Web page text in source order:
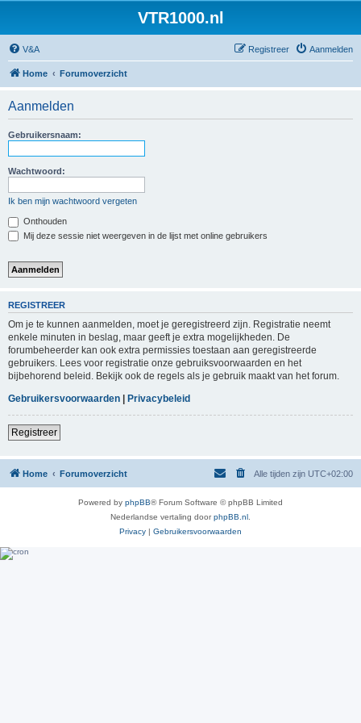
VTR1000.nl
V&A Aanmelden
Registreer
Home Forumoverzicht
Aanmelden
Gebruikersnaam:
Wachtwoord:
Ik ben mijn wachtwoord vergeten
Onthouden
Mij deze sessie niet weergeven in de lijst met online gebruikers
REGISTREER
Om je te kunnen aanmelden, moet je geregistreerd zijn. Registratie neemt
enkele minuten in beslag, maar geeft je extra mogelijkheden. De
forumbeheerder kan ook extra permissies toestaan aan geregistreerde
gebruikers. Lees voor registratie onze gebruiksvoorwaarden en het
bijbehorend beleid. Bekijk ook de regels als je gebruik maakt van het forum.
Gebruikersvoorwaarden | Privacybeleid
Registreer
Home Forumoverzicht Alle tijden zijn UTC+02:00
Powered by phpBB® Forum Software © phpBB Limited
Nederlandse vertaling doorphpBB.nl
Privacy | Gebruikersvoorwaarden